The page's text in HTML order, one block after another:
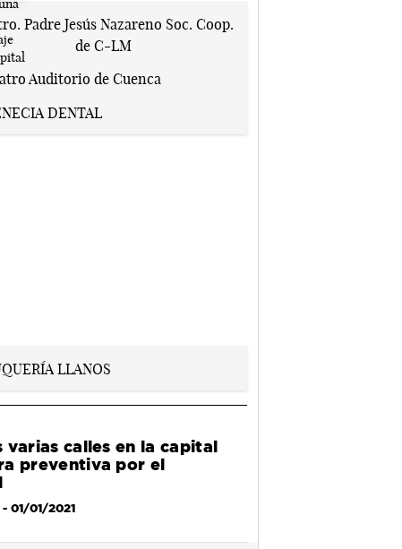
varias calles en la capital
preventiva por el
01/01/2021